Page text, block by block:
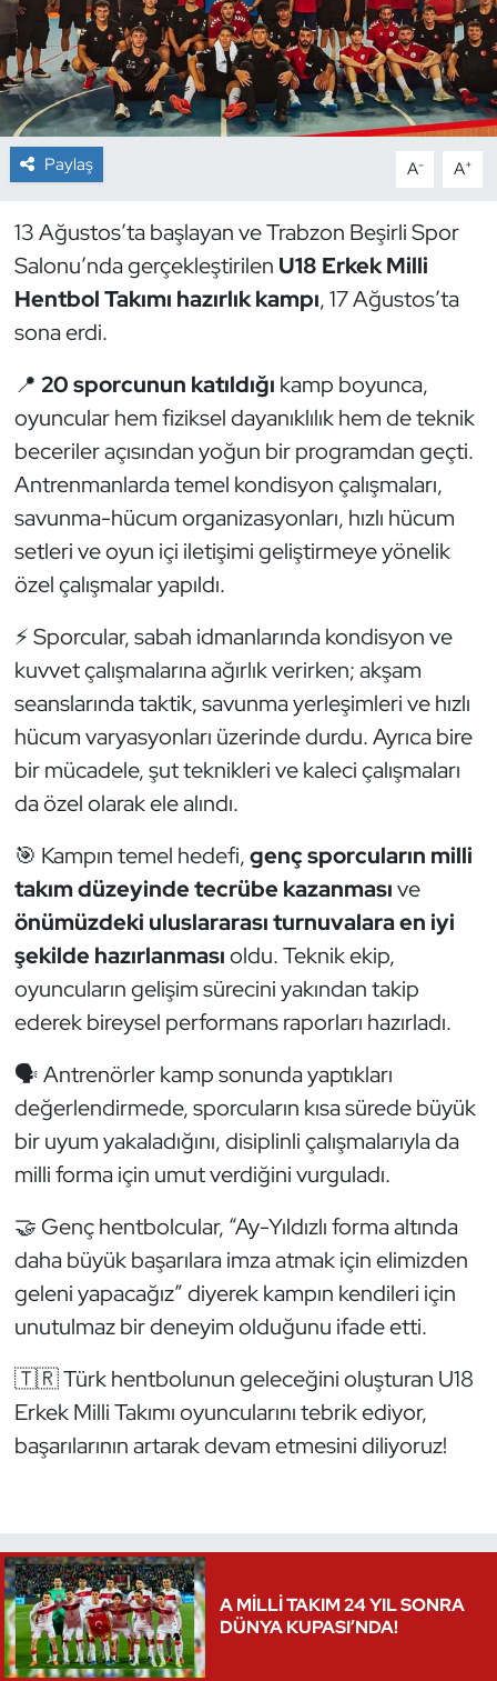
Paylaş A- A+
13 Ağustos’ta başlayan ve Trabzon Beşirli Spor
Salonu’nda gerçekleştirilen U18 Erkek Milli
Hentbol Takımı hazırlık kampı, 17 Ağustos’ta
sona erdi.
📍 20 sporcunun katıldığı kamp boyunca,
oyuncular hem fiziksel dayanıklılık hem de teknik
beceriler açısından yoğun bir programdan geçti.
Antrenmanlarda temel kondisyon çalışmaları,
savunma-hücum organizasyonları, hızlı hücum
setleri ve oyun içi iletişimi geliştirmeye yönelik
özel çalışmalar yapıldı.
⚡ Sporcular, sabah idmanlarında kondisyon ve
kuvvet çalışmalarına ağırlık verirken; akşam
seanslarında taktik, savunma yerleşimleri ve hızlı
hücum varyasyonları üzerinde durdu. Ayrıca bire
bir mücadele, şut teknikleri ve kaleci çalışmaları
da özel olarak ele alındı.
🎯 Kampın temel hedefi,genç sporcuların milli
takım düzeyinde tecrübe kazanmasıve
önümüzdeki uluslararası turnuvalara en iyi
şekilde hazırlanmasıoldu. Teknik ekip,
oyuncuların gelişim sürecini yakından takip
ederek bireysel performans raporları hazırladı.
🗣️ Antrenörler kamp sonunda yaptıkları
değerlendirmede, sporcuların kısa sürede büyük
bir uyum yakaladığını, disiplinli çalışmalarıyla da
milli forma için umut verdiğini vurguladı.
🤝 Genç hentbolcular, “Ay-Yıldızlı forma altında
daha büyük başarılara imza atmak için elimizden
geleni yapacağız” diyerek kampın kendileri için
unutulmaz bir deneyim olduğunu ifade etti.
🇹🇷 Türk hentbolunun geleceğini oluşturan U18
Erkek Milli Takımı oyuncularını tebrik ediyor,
başarılarının artarak devam etmesini diliyoruz!
A MİLLİ TAKIM 24 YIL SONRA
DÜNYA KUPASI’NDA!
Çim Hokeyi
Cimnastik
Curling
Dağcılık
Dans Sporları
Dövüş Sanatı
Eskrim
Futbol
Futsal
Genel
Golf
Güreş
Halter
Hava Sporları
Hentbol
İşitme Engelli Sporcular
Judo ve Kuraş
Kano ve Rafting
Karate
Kayak
Kick Boks
Kürek
Masa Tenisi
Modern Pentatlon
Okçuluk
Optimist